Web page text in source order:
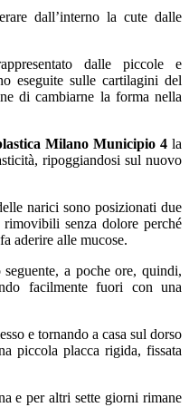
dall’interno la cute dalle
dalle piccole e
eseguite sulle cartilagini del
di cambiarne la forma nella
Milano Municipio 4 la
ripoggiandosi sul nuovo
narici sono posizionati due
senza dolore perché
aderire alle mucose.
a poche ore, quindi,
facilmente fuori con una
e tornando a casa sul dorso
piccola placca rigida, fissata
e per altri sette giorni rimane